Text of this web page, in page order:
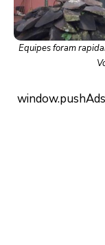
Equipes foram